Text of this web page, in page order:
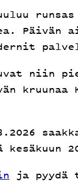
Päivän
niin
ja pyydä